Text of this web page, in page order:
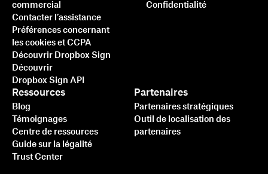
commercial
Contacter l’assistance
Préférences concernant
les cookies et CCPA
Découvrir Dropbox Sign
Découvrir
Dropbox Sign API
Ressources
Blog
Témoignages
Centre de ressources
Guide sur la légalité
Trust Center
Partenaires
Partenaires stratégiques
Outil de localisation des
partenaires
Confidentialité